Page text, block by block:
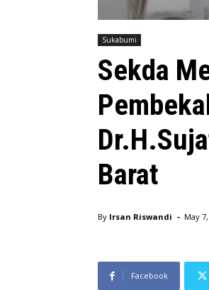
Sukabumi
Sekda
Barat
By Irsan Riswandi - May
Facebook